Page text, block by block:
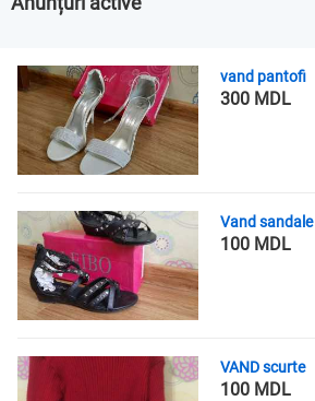
vand pantofi
300 MDL
Vand sandale
100 MDL
VAND scurte
100 MDL